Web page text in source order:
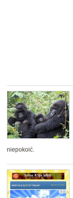
niepokoić.